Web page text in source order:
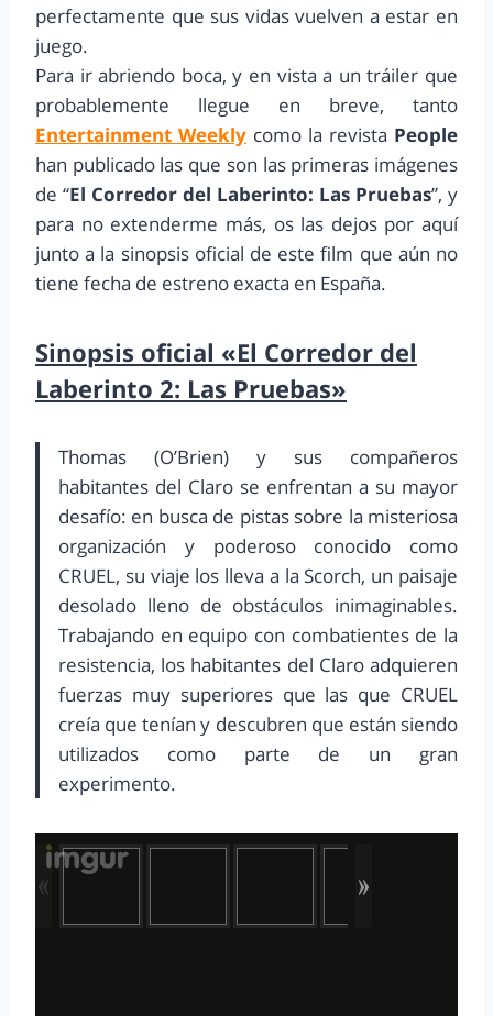
perfectamente que sus vidas vuelven a estar en
juego.
Para ir abriendo boca, y en vista a un tráiler que
probablemente llegue en breve, tanto
Entertainment Weekly como la revista People
han publicado las que son las primeras imágenes
de “El Corredor del Laberinto: Las Pruebas”, y
para no extenderme más, os las dejos por aquí
junto a la sinopsis oficial de este film que aún no
tiene fecha de estreno exacta en España.
Sinopsis oficial «El Corredor del
Laberinto 2: Las Pruebas»
Thomas (O’Brien) y sus compañeros
habitantes del Claro se enfrentan a su mayor
desafío: en busca de pistas sobre la misteriosa
organización y poderoso conocido como
CRUEL, su viaje los lleva a la Scorch, un paisaje
desolado lleno de obstáculos inimaginables.
Trabajando en equipo con combatientes de la
resistencia, los habitantes del Claro adquieren
fuerzas muy superiores que las que CRUEL
creía que tenían y descubren que están siendo
utilizados como parte de un gran
experimento.